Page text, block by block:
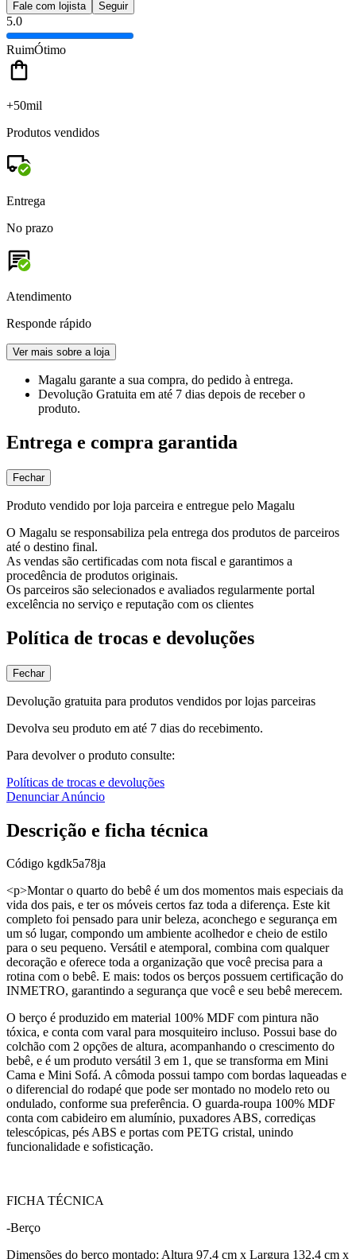
Fale com lojista Seguir
5.0
RuimÓtimo
+50mil
Produtos vendidos
Entrega
No prazo
Atendimento
Responde rápido
Ver mais sobre a loja
Magalu garante a sua compra, do pedido à entrega.
Devolução Gratuita em até 7 dias depois de receber o
produto.
Entrega e compra garantida
Fechar
Produto vendido por loja parceira e entregue pelo Magalu
O Magalu se responsabiliza pela entrega dos produtos de parceiros
até o destino final.
As vendas são certificadas com nota fiscal e garantimos a
procedência de produtos originais.
Os parceiros são selecionados e avaliados regularmente portal
excelência no serviço e reputação com os clientes
Política de trocas e devoluções
Fechar
Devolução gratuita para produtos vendidos por lojas parceiras
Devolva seu produto em até 7 dias do recebimento.
Para devolver o produto consulte:
Políticas de trocas e devoluções
Denunciar Anúncio
Descrição e ficha técnica
Código kgdk5a78ja
<p>Montar o quarto do bebê é um dos momentos mais especiais da
vida dos pais, e ter os móveis certos faz toda a diferença. Este kit
completo foi pensado para unir beleza, aconchego e segurança em
um só lugar, compondo um ambiente acolhedor e cheio de estilo
para o seu pequeno. Versátil e atemporal, combina com qualquer
decoração e oferece toda a organização que você precisa para a
rotina com o bebê. E mais: todos os berços possuem certificação do
INMETRO, garantindo a segurança que você e seu bebê merecem.
O berço é produzido em material 100% MDF com pintura não
tóxica, e conta com varal para mosquiteiro incluso. Possui base do
colchão com 2 opções de altura, acompanhando o crescimento do
bebê, e é um produto versátil 3 em 1, que se transforma em Mini
Cama e Mini Sofá. A cômoda possui tampo com bordas laqueadas e
o diferencial do rodapé que pode ser montado no modelo reto ou
ondulado, conforme sua preferência. O guarda-roupa 100% MDF
conta com cabideiro em alumínio, puxadores ABS, corrediças
telescópicas, pés ABS e portas com PETG cristal, unindo
funcionalidade e sofisticação.
FICHA TÉCNICA
-Berço
Dimensões do berço montado: Altura 97,4 cm x Largura 132,4 cm x